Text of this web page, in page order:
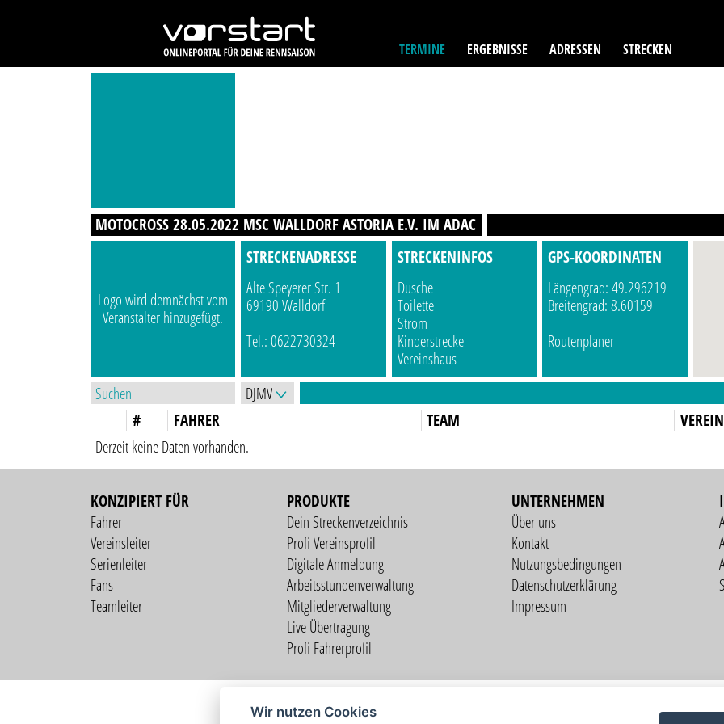
TERMINE ERGEBNISSE ADRESSEN STRECKEN
MOTOCROSS 28.05.2022 MSC WALLDORF ASTORIA E.V. IM ADAC
Logo wird demnächst vom
Veranstalter hinzugefügt.
STRECKENADRESSE
Alte Speyerer Str. 1
69190 Walldorf
Tel.: 0622730324
STRECKENINFOS
Dusche
Toilette
Strom
Kinderstrecke
Vereinshaus
GPS-KOORDINATEN
Längengrad: 49.296219
Breitengrad: 8.60159
Routenplaner
# FAHRER TEAM VEREIN
Derzeit keine Daten vorhanden.
KONZIPIERT FÜR
Fahrer
Vereinsleiter
Serienleiter
Fans
Teamleiter
PRODUKTE
Dein Streckenverzeichnis
Profi Vereinsprofil
Digitale Anmeldung
Arbeitsstundenverwaltung
Mitgliederverwaltung
Live Übertragung
Profi Fahrerprofil
UNTERNEHMEN
Über uns
Kontakt
Nutzungsbedingungen
Datenschutzerklärung
Impressum
Wir nutzen Cookies